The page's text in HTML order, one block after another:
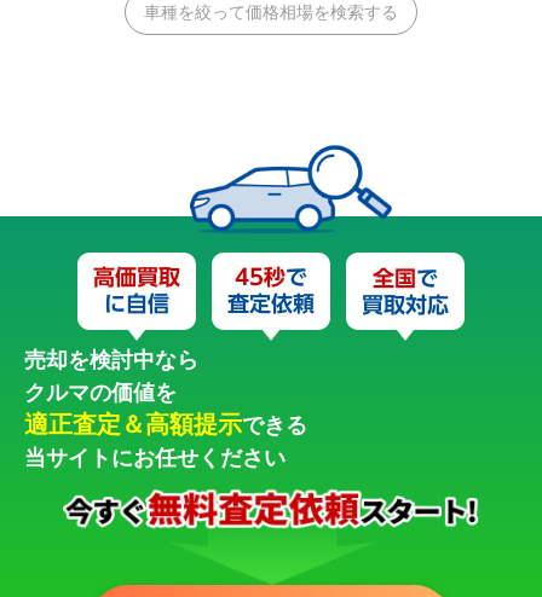
車種を絞って価格相場を検索する
売却を検討中なら
クルマの価値を
適正査定＆高額提示できる
当サイトにお任せください